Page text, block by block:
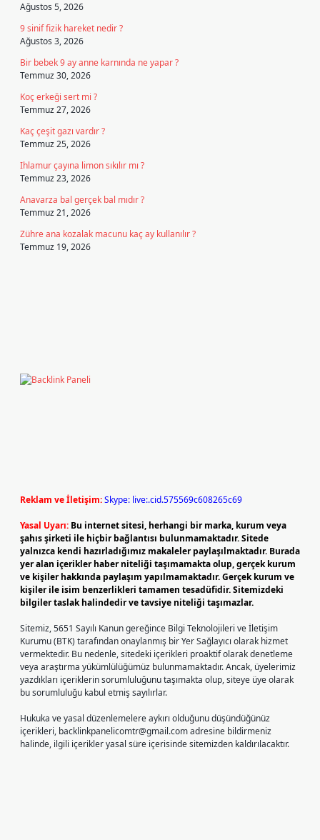
Ağustos 5, 2026
9 sinif fizik hareket nedir ?
Ağustos 3, 2026
Bir bebek 9 ay anne karnında ne yapar ?
Temmuz 30, 2026
Koç erkeği sert mi ?
Temmuz 27, 2026
Kaç çeşit gazı vardır ?
Temmuz 25, 2026
Ihlamur çayına limon sıkılır mı ?
Temmuz 23, 2026
Anavarza bal gerçek bal mıdır ?
Temmuz 21, 2026
Zühre ana kozalak macunu kaç ay kullanılır ?
Temmuz 19, 2026
Reklam ve İletişim:Skype: live:.cid.575569c608265c69
Yasal Uyarı: Bu internet sitesi, herhangi bir marka, kurum veya
şahıs şirketi ile hiçbir bağlantısı bulunmamaktadır. Sitede
yalnızca kendi hazırladığımız makaleler paylaşılmaktadır. Burada
yer alan içerikler haber niteliği taşımamakta olup, gerçek kurum
ve kişiler hakkında paylaşım yapılmamaktadır. Gerçek kurum ve
kişiler ile isim benzerlikleri tamamen tesadüfidir. Sitemizdeki
bilgiler taslak halindedir ve tavsiye niteliği taşımazlar.
Sitemiz, 5651 Sayılı Kanun gereğince Bilgi Teknolojileri ve İletişim
Kurumu (BTK) tarafından onaylanmış bir Yer Sağlayıcı olarak hizmet
vermektedir. Bu nedenle, sitedeki içerikleri proaktif olarak denetleme
veya araştırma yükümlülüğümüz bulunmamaktadır. Ancak, üyelerimiz
yazdıkları içeriklerin sorumluluğunu taşımakta olup, siteye üye olarak
bu sorumluluğu kabul etmiş sayılırlar.
Hukuka ve yasal düzenlemelere aykırı olduğunu düşündüğünüz
içerikleri, backlinkpanelicomtr@gmail.comadresine bildirmeniz
halinde, ilgili içerikler yasal süre içerisinde sitemizden kaldırılacaktır.